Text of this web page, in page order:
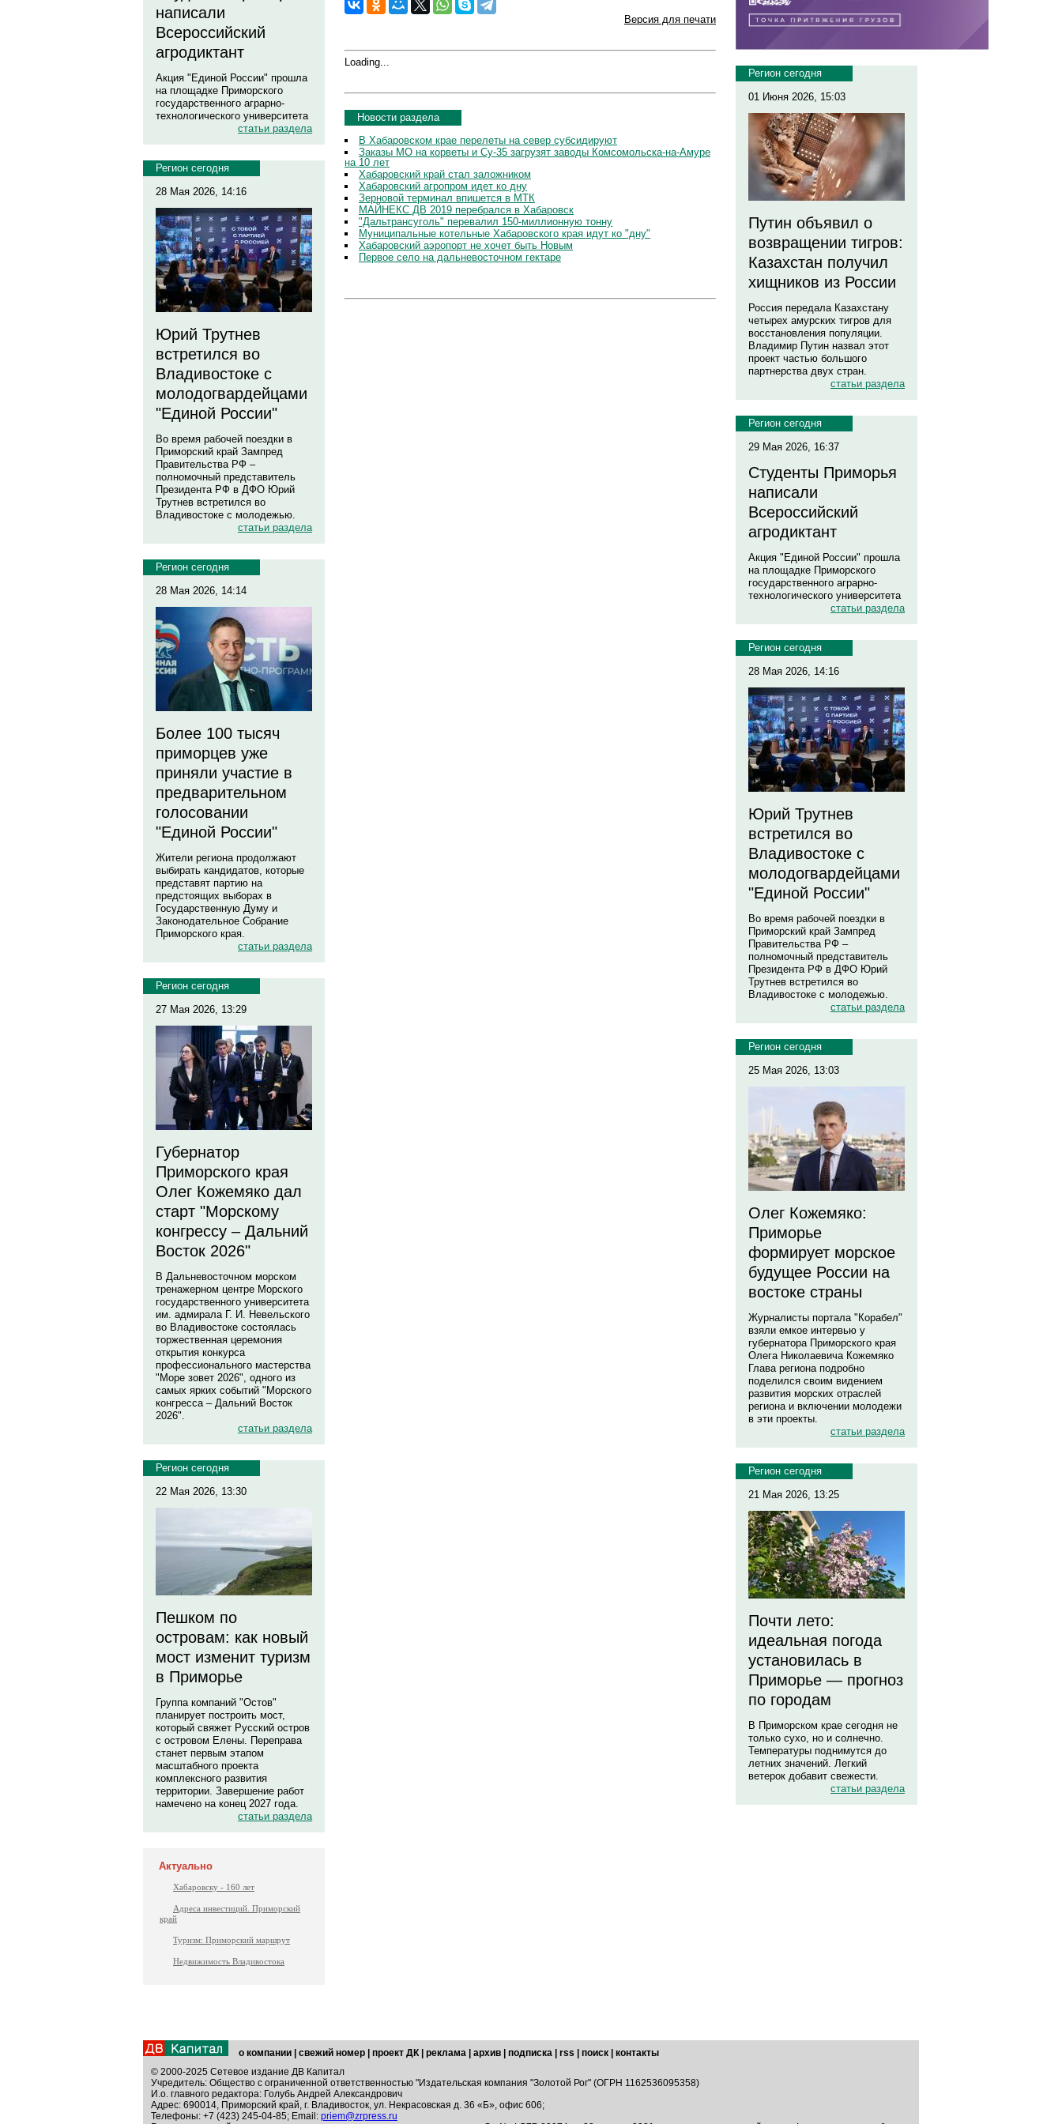
написали
Всероссийский
агродиктант
Акция "Единой России" прошла
на площадке Приморского
государственного аграрно-
технологического университета
статьи раздела
Регион сегодня
28 Мая 2026, 14:16
Юрий Трутнев
встретился во
Владивостоке с
молодогвардейцами
"Единой России"
Во время рабочей поездки в
Приморский край Зампред
Правительства РФ –
полномочный представитель
Президента РФ в ДФО Юрий
Трутнев встретился во
Владивостоке с молодежью.
статьи раздела
Регион сегодня
28 Мая 2026, 14:14
Более 100 тысяч
приморцев уже
приняли участие в
предварительном
голосовании
"Единой России"
Жители региона продолжают
выбирать кандидатов, которые
представят партию на
предстоящих выборах в
Государственную Думу и
Законодательное Собрание
Приморского края.
статьи раздела
Регион сегодня
27 Мая 2026, 13:29
Губернатор
Приморского края
Олег Кожемяко дал
старт "Морскому
конгрессу – Дальний
Восток 2026"
В Дальневосточном морском
тренажерном центре Морского
государственного университета
им. адмирала Г. И. Невельского
во Владивостоке состоялась
торжественная церемония
открытия конкурса
профессионального мастерства
"Море зовет 2026", одного из
самых ярких событий "Морского
конгресса – Дальний Восток
2026".
статьи раздела
Регион сегодня
22 Мая 2026, 13:30
Пешком по
островам: как новый
мост изменит туризм
в Приморье
Группа компаний "Остов"
планирует построить мост,
который свяжет Русский остров
с островом Елены. Переправа
станет первым этапом
масштабного проекта
комплексного развития
территории. Завершение работ
намечено на конец 2027 года.
статьи раздела
Актуально
Хабаровску - 160 лет
Адреса инвестиций. Приморский
край
Туризм: Приморский маршрут
Недвижимость Владивостока
Версия для печати
Loading...
Новости раздела
В Хабаровском крае перелеты на север субсидируют
Заказы МО на корветы и Су-35 загрузят заводы Комсомольска-на-Амуре
на 10 лет
Хабаровский край стал заложником
Хабаровский агропром идет ко дну
Зерновой терминал впишется в МТК
МАЙНЕКС ДВ 2019 перебрался в Хабаровск
"Дальтрансуголь" перевалил 150-миллионную тонну
Муниципальные котельные Хабаровского края идут ко "дну"
Хабаровский аэропорт не хочет быть Новым
Первое село на дальневосточном гектаре
Регион сегодня
01 Июня 2026, 15:03
Путин объявил о
возвращении тигров:
Казахстан получил
хищников из России
Россия передала Казахстану
четырех амурских тигров для
восстановления популяции.
Владимир Путин назвал этот
проект частью большого
партнерства двух стран.
статьи раздела
Регион сегодня
29 Мая 2026, 16:37
Студенты Приморья
написали
Всероссийский
агродиктант
Акция "Единой России" прошла
на площадке Приморского
государственного аграрно-
технологического университета
статьи раздела
Регион сегодня
28 Мая 2026, 14:16
Юрий Трутнев
встретился во
Владивостоке с
молодогвардейцами
"Единой России"
Во время рабочей поездки в
Приморский край Зампред
Правительства РФ –
полномочный представитель
Президента РФ в ДФО Юрий
Трутнев встретился во
Владивостоке с молодежью.
статьи раздела
Регион сегодня
25 Мая 2026, 13:03
Олег Кожемяко:
Приморье
формирует морское
будущее России на
востоке страны
Журналисты портала "Корабел"
взяли емкое интервью у
губернатора Приморского края
Олега Николаевича Кожемяко
Глава региона подробно
поделился своим видением
развития морских отраслей
региона и включении молодежи
в эти проекты.
статьи раздела
Регион сегодня
21 Мая 2026, 13:25
Почти лето:
идеальная погода
установилась в
Приморье — прогноз
по городам
В Приморском крае сегодня не
только сухо, но и солнечно.
Температуры поднимутся до
летних значений. Легкий
ветерок добавит свежести.
статьи раздела
о компании свежий номер проект ДК реклама архив подписка rss поиск
контакты
© 2000-2025 Сетевое издание ДВ Капитал
Учредитель: Общество с ограниченной ответственностью "Издательская компания "Золотой Рог" (ОГРН 1162536095358)
И.о. главного редактора: Голубь Андрей Александрович
Адрес: 690014, Приморский край, г. Владивосток, ул. Некрасовская д. 36 «Б», офис 606;
Телефоны: +7 (423) 245-04-85; Email: priem@zrpress.ru